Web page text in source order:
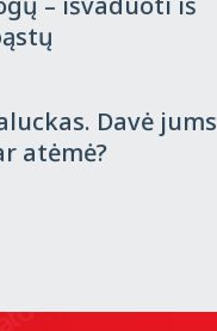
Davė jums
atėmė?